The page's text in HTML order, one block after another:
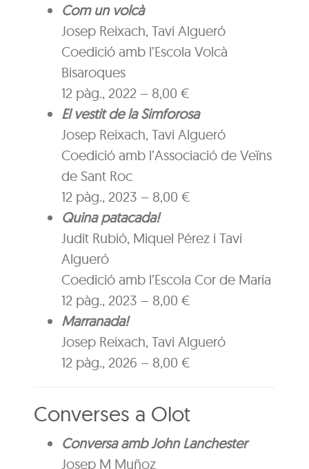
Com un volcà
Josep Reixach, Tavi Algueró
Coedició amb l’Escola Volcà
Bisaroques
12 pàg., 2022 – 8,00 €
El vestit de la Simforosa
Josep Reixach, Tavi Algueró
Coedició amb l’Associació de Veïns
de Sant Roc
12 pàg., 2023 – 8,00 €
Quina patacada!
Judit Rubió, Miquel Pérez i Tavi
Algueró
Coedició amb l’Escola Cor de Maria
12 pàg., 2023 – 8,00 €
Marranada!
Josep Reixach, Tavi Algueró
12 pàg., 2026 – 8,00 €
Converses a Olot
Conversa amb John Lanchester
Josep M Muñoz